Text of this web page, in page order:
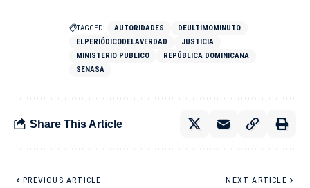
TAGGED: AUTORIDADES
DEULTIMOMINUTO
ELPERIÓDICODELAVERDAD
JUSTICIA
MINISTERIO PUBLICO
REPÚBLICA DOMINICANA
SENASA
Share This Article
PREVIOUS ARTICLE NEXT ARTICLE